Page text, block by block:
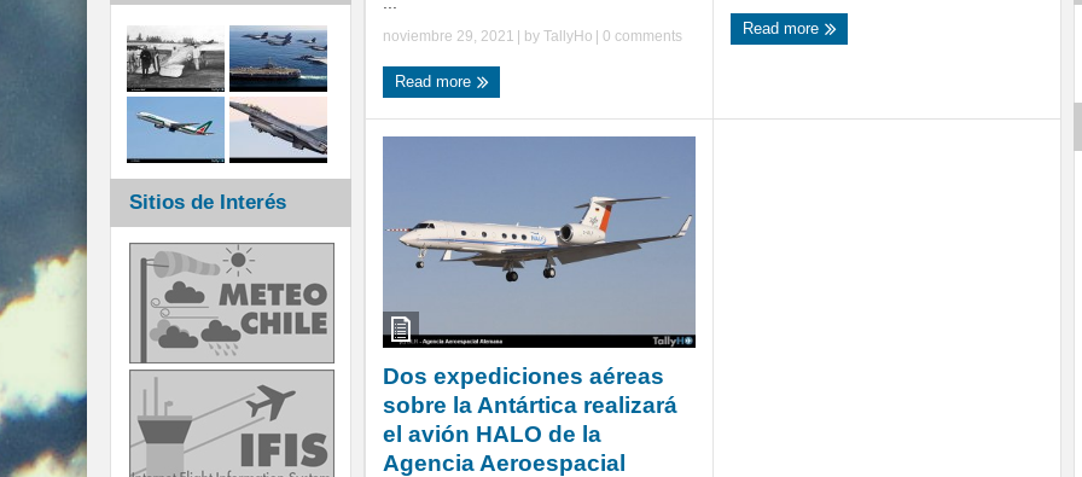
noviembre 29, 2021 | by TallyHo 0 comments
Read more
Read more
Dos expediciones aéreas
sobre la Antártica realizará
el avión HALO de la
Agencia Aeroespacial
Sitios de Interés